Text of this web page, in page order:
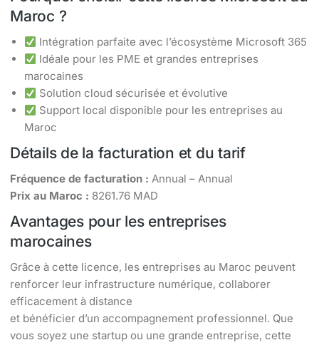
Maroc ?
Intégration parfaite avec l’écosystème Microsoft 365
Idéale pour les PME et grandes entreprises
marocaines
Solution cloud sécurisée et évolutive
Support local disponible pour les entreprises au
Maroc
Détails de la facturation et du tarif
Fréquence de facturation : Annual – Annual
Prix au Maroc : 8261.76 MAD
Avantages pour les entreprises
marocaines
Grâce à cette licence, les entreprises au Maroc peuvent
renforcer leur infrastructure numérique, collaborer
efficacement à distance
et bénéficier d’un accompagnement professionnel. Que
vous soyez une startup ou une grande entreprise, cette